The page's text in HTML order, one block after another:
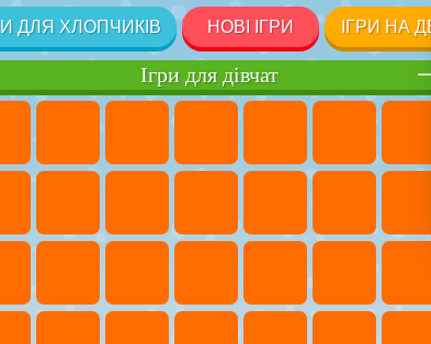
ДЛЯ ХЛОПЧИКІВ НОВІ ІГРИ ІГРИ НА
Ігри для дівчат